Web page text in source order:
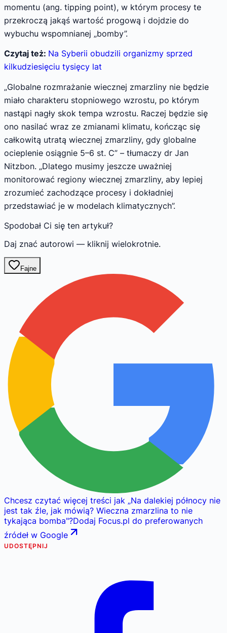
momentu (ang. tipping point), w którym procesy te
przekroczą jakąś wartość progową i dojdzie do
wybuchu wspomnianej „bomby”.
Czytaj też: Na Syberii obudzili organizmy sprzed
kilkudziesięciu tysięcy lat
„Globalne rozmrażanie wiecznej zmarzliny nie będzie
miało charakteru stopniowego wzrostu, po którym
nastąpi nagły skok tempa wzrostu. Raczej będzie się
ono nasilać wraz ze zmianami klimatu, kończąc się
całkowitą utratą wiecznej zmarzliny, gdy globalne
ocieplenie osiągnie 5–6 st. C” – tłumaczy dr Jan
Nitzbon. „Dlatego musimy jeszcze uważniej
monitorować regiony wiecznej zmarzliny, aby lepiej
zrozumieć zachodzące procesy i dokładniej
przedstawiać je w modelach klimatycznych”.
Spodobał Ci się ten artykuł?
Daj znać autorowi — kliknij wielokrotnie.
Fajne
Chcesz czytać więcej treści jak „Na dalekiej północy nie
jest tak źle, jak mówią? Wieczna zmarzlina to nie
tykająca bomba"?Dodaj Focus.pl do preferowanych
źródeł w Google
UDOSTĘPNIJ